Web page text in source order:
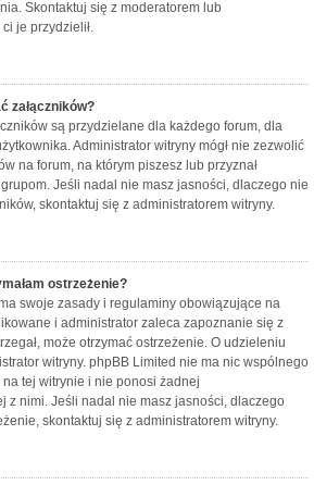
Skontaktuj się z moderatorem lub
je przydzielił.
załączników?
są przydzielane dla każdego forum, dla
Administrator witryny mógł nie zezwolić
na forum, na którym piszesz lub przyznał
Jeśli nadal nie masz jasności, dlaczego nie
skontaktuj się z administratorem witryny.
ostrzeżenie?
swoje zasady i regulaminy obowiązujące na
i administrator zaleca zapoznanie się z
może otrzymać ostrzeżenie. O udzieleniu
witryny. phpBB Limited nie ma nic wspólnego
tej witrynie i nie ponosi żadnej
z nimi. Jeśli nadal nie masz jasności, dlaczego
skontaktuj się z administratorem witryny.